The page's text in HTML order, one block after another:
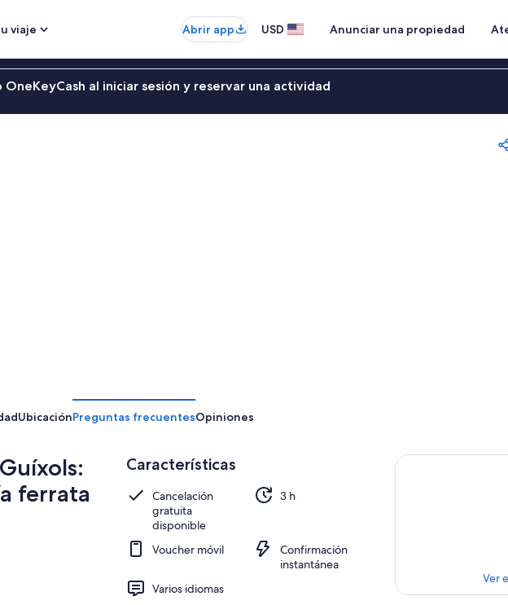
viaje
Abrir app USD Anunciar una propiedad
al iniciar sesión y reservar una actividad
UbicaciónPreguntas frecuentesOpiniones
ferrata
Características
Cancelación
gratuita
disponible
3 h
Voucher móvil
Confirmación
instantánea
Varios idiomas
Ver